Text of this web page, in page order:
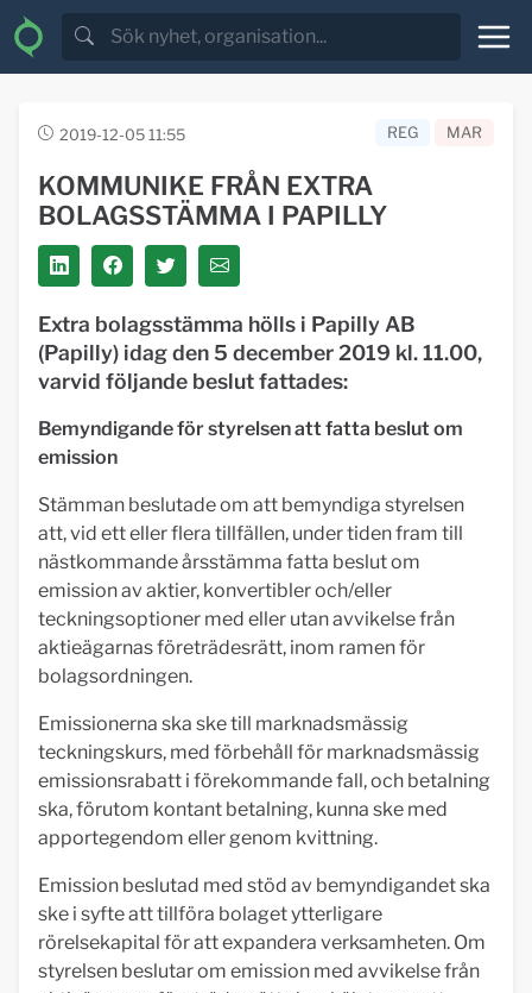
2019-12-05 11:55 REG MAR
KOMMUNIKE FRÅN EXTRA
BOLAGSSTÄMMA I PAPILLY
Extra bolagsstämma hölls i Papilly AB
(Papilly) idag den 5 december 2019 kl. 11.00,
varvid följande beslut fattades:
Bemyndigande för styrelsen att fatta beslut om
emission
Stämman beslutade om att bemyndiga styrelsen
att, vid ett eller flera tillfällen, under tiden fram till
nästkommande årsstämma fatta beslut om
emission av aktier, konvertibler och/eller
teckningsoptioner med eller utan avvikelse från
aktieägarnas företrädesrätt, inom ramen för
bolagsordningen.
Emissionerna ska ske till marknadsmässig
teckningskurs, med förbehåll för marknadsmässig
emissionsrabatt i förekommande fall, och betalning
ska,förutom kontant betalning, kunna ske med
apportegendom eller genom kvittning.
Emission beslutad med stöd av bemyndigandet ska
ske i syfte att tillföra bolaget ytterligare
rörelsekapital för att expandera verksamheten. Om
styrelsen beslutar om emission med avvikelse från